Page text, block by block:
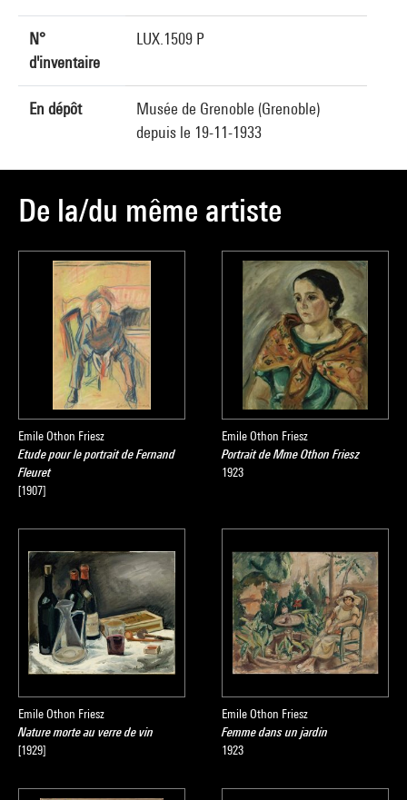
N°
d'inventaire
LUX.1509 P
En dépôt
Musée de Grenoble (Grenoble)
depuis le 19-11-1933
De la/du même artiste
Emile Othon Friesz
Etude pour le portrait de Fernand
Fleuret
[1907]
Emile Othon Friesz
Portrait de Mme Othon Friesz
1923
Emile Othon Friesz
Nature morte au verre de vin
[1929]
Emile Othon Friesz
Femme dans un jardin
1923